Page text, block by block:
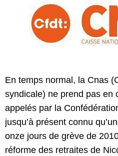
En temps normal, la Cnas
syndicale) ne prend pas en
appelés par la
jusqu’à présent connu
onze jours de grève de
réforme des retraites de